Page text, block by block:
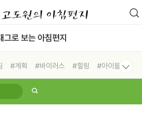
그로 보는 아침편지
#계획 #바이러스 #힐링
#아이들
#삶
#링컨학교